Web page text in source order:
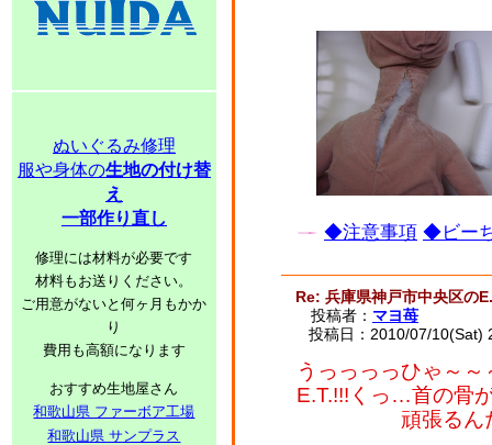
ぬいぐるみ修理
服や身体の生地の付け替
え
一部作り直し
修理には材料が必要です
材料もお送りください。
ご用意がないと何ヶ月もかか
り
費用も高額になります
おすすめ生地屋さん
和歌山県 ファーボア工場
和歌山県 サンプラス
◆注意事項 ◆ビー
Re: 兵庫県神戸市中央区の
投稿者： マヨ苺
投稿日：2010/07/10(Sat)
うっっっっひゃ～～
E.T.!!!くっ…首の骨
頑張るんだ